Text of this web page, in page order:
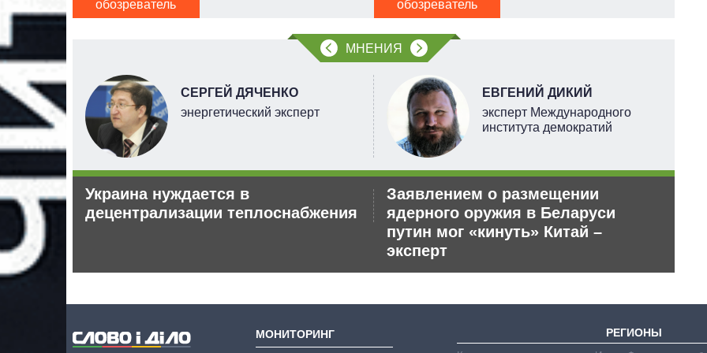
обозреватель
обозреватель
МНЕНИЯ
рф –
СЕРГЕЙ ДЯЧЕНКО
энергетический эксперт
Украина нуждается в
децентрализации теплоснабжения
ЕВГЕНИЙ ДИКИЙ
эксперт Международного
института демократий
Заявлением о размещении
ядерного оружия в Беларуси
путин мог «кинуть» Китай –
эксперт
МОНИТОРИНГ РЕГИОНЫ